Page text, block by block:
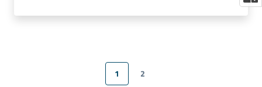
Pagina precedente
Pagina
1 Pagina
2